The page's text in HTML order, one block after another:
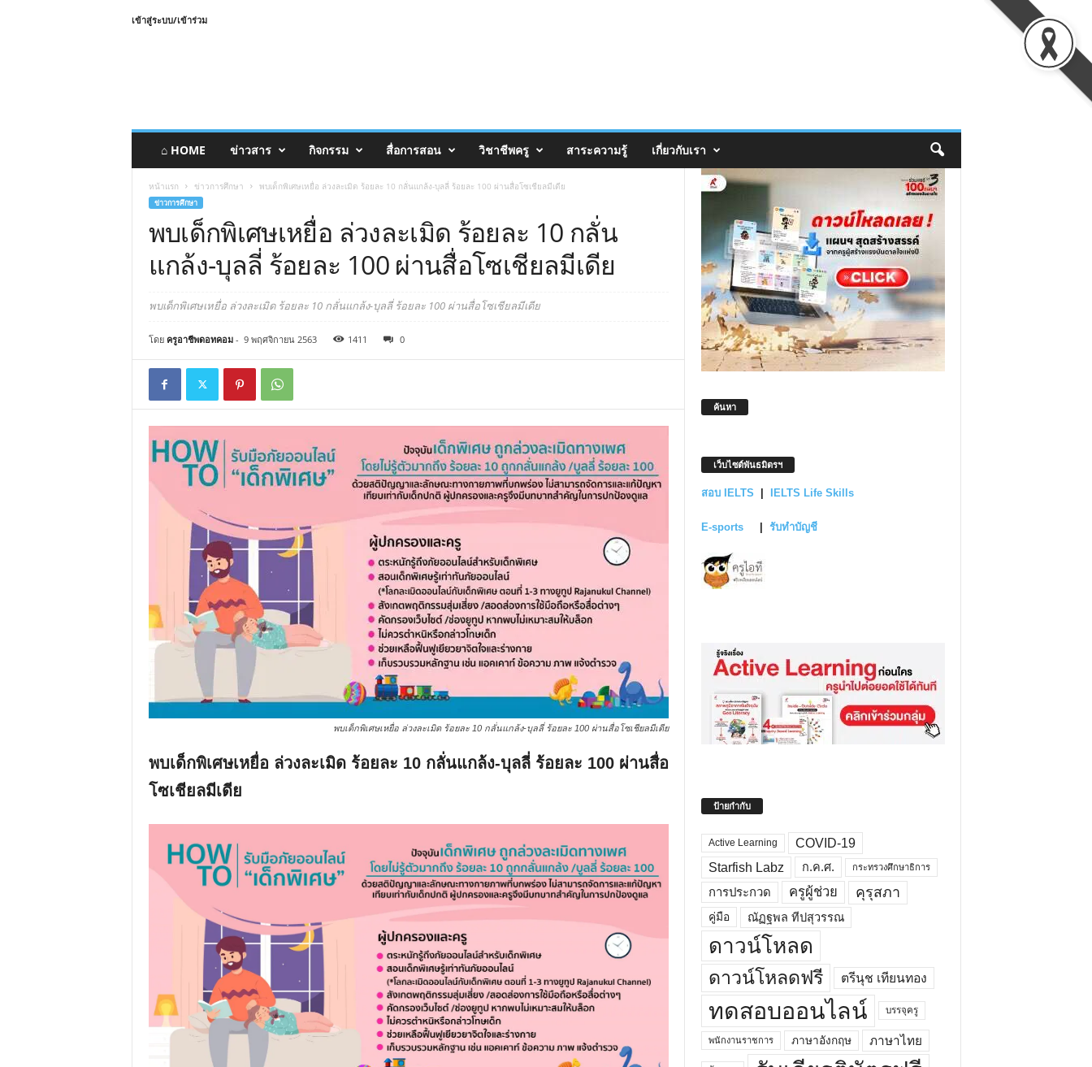
เข้าสู่ระบบ/เข้าร่วม
⌂ HOME ข่าวสาร กิจกรรม สื่อการสอน วิชาชีพครู สาระความรู้ เกี่ยวกับเรา
หน้าแรก ข่าวการศึกษา พบเด็กพิเศษเหยื่อ ล่วงละเมิด ร้อยละ 10 กลั่นแกล้ง-บุลลี่ ร้อยละ 100 ผ่านสื่อโซเชียลมีเดีย
ข่าวการศึกษา
พบเด็กพิเศษเหยื่อ ล่วงละเมิด ร้อยละ 10 กลั่น
แกล้ง-บุลลี่ ร้อยละ 100 ผ่านสื่อโซเชียลมีเดีย
พบเด็กพิเศษเหยื่อ ล่วงละเมิด ร้อยละ 10 กลั่นแกล้ง-บุลลี่ ร้อยละ 100 ผ่านสื่อโซเชียลมีเดีย
โดย ครูอาชีพดอทคอม- 9 พฤศจิกายน 2563 1411 0
พบเด็กพิเศษเหยื่อ ล่วงละเมิด ร้อยละ 10 กลั่นแกล้ง-บุลลี่ ร้อยละ 100 ผ่านสื่อโซเชียลมีเดีย
พบเด็กพิเศษเหยื่อ ล่วงละเมิด ร้อยละ 10 กลั่นแกล้ง-บุลลี่ ร้อยละ 100 ผ่านสื่อ
โซเชียลมีเดีย
ค้นหา
เว็บไซต์พันธมิตรฯ
สอบ IELTS IELTS Life Skills
E-sports รับทำบัญชี
ป้ายกำกับ
Active Learning
COVID-19
Starfish Labz
ก.ค.ศ. กระทรวงศึกษาธิการ
การประกวด ครูผู้ช่วย คุรุสภา
คู่มือ ณัฏฐพล ทีปสุวรรณ
ดาวน์โหลด
ดาวน์โหลดฟรี ตรีนุช เทียนทอง
ทดสอบออนไลน์ บรรจุครู
พนักงานราชการ ภาษาอังกฤษ ภาษาไทย